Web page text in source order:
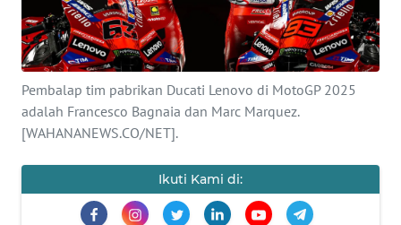
Pembalap tim pabrikan Ducati Lenovo di MotoGP 2025
adalah Francesco Bagnaia dan Marc Marquez.
[WAHANANEWS.CO/NET].
Ikuti Kami di:
INTERNASIONAL
SERBA-SERBI